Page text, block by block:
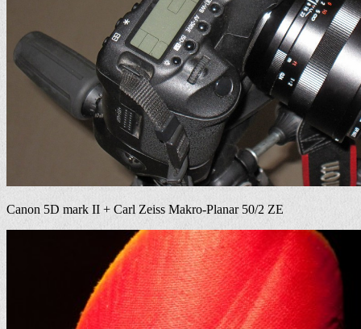
Canon 5D mark II + Carl Zeiss Makro-Planar 50/2 ZE